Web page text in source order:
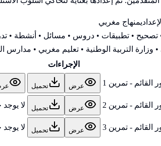
منهاج مغربي
تصحيح • تطبيقات • دروس • مسائل • أنشطة •
وزارة التربية الوطنية • تعليم مغربي • مدارس
الإجراءات
- تمرين 1 عرض تحميل
- تمرين 2 عرض تحميل لا
- تمرين 3 عرض تحميل لا